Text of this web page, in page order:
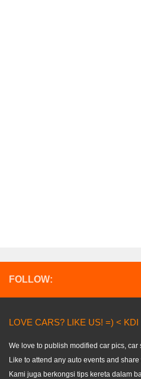
FOLLOW:
LOVE CARS? LIKE US! =) < KDI
We love to publish modified car pics,
Like to attend any auto events and
Kami juga berkongsi tips kereta dalam